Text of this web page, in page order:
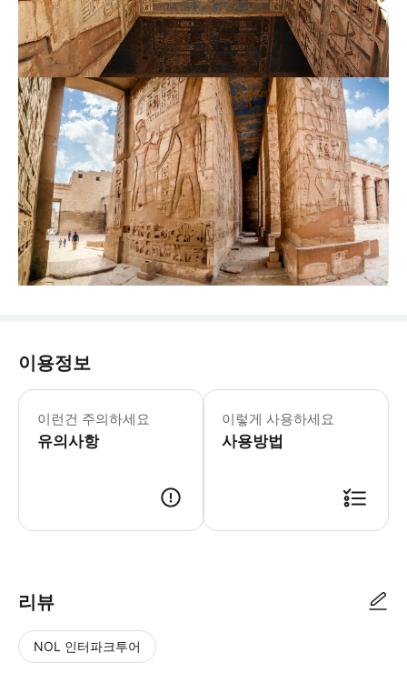
이용정보
이런건 주의하세요
유의사항
▶기사 포함 차량만 - 이용요건 * 본
이렇게 사용하세요
사용방법
리뷰
NOL 인터파크투어